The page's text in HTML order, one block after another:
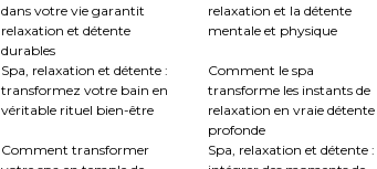
dans votre vie garantit
relaxation et détente
durables
relaxation et la détente
mentale et physique
Spa, relaxation et détente :
transformez votre bain en
véritable rituel bien-être
Comment le spa
transforme les instants de
relaxation en vraie détente
profonde
Comment transformer
Spa, relaxation et détente :